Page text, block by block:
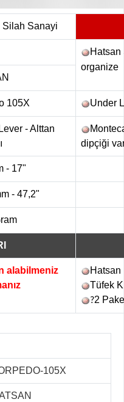
Silah Sanayi
Hatsan
organize
105X Under
- Alttan
dipçiği
- 17"
- 47,2"
alabilmeniz
Hatsan
Tüfek
?2
105X